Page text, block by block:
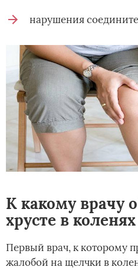
нарушения
К какому врачу
хрусте в коленях
Первый врач, к которому
жалобой на щелчки в